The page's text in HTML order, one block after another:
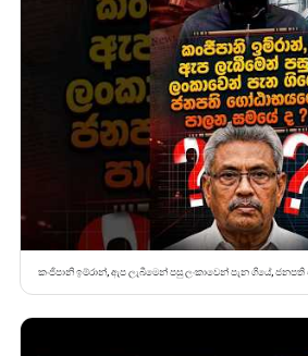
කංජිපානි ඉම්රාන්, ඇප ලැබීමෙන් පසු ලංකාවෙන් පැන ගියේ,